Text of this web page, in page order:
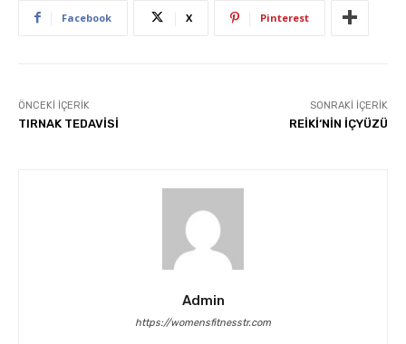
Facebook X Pinterest
ÖNCEKI İÇERIK
TIRNAK TEDAVİSİ
SONRAKI İÇERIK
REİKİ‘NİN İÇYÜZÜ
Admin
https://womensfitnesstr.com